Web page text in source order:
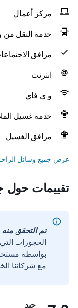
مركز أعمال
خدمة النقل من
مرافق
انترنت
واي فاي
خدمة غسيل
مرافق الغسيل
عرض جميع وسائل الراحة
تقييمات حول
تم التحقق منه 100%
الحجوزات
مع شركائنا
جيد